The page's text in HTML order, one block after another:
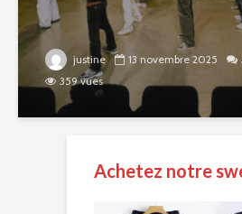
justine 13 novembre 2025
359 vues
Achetez notre